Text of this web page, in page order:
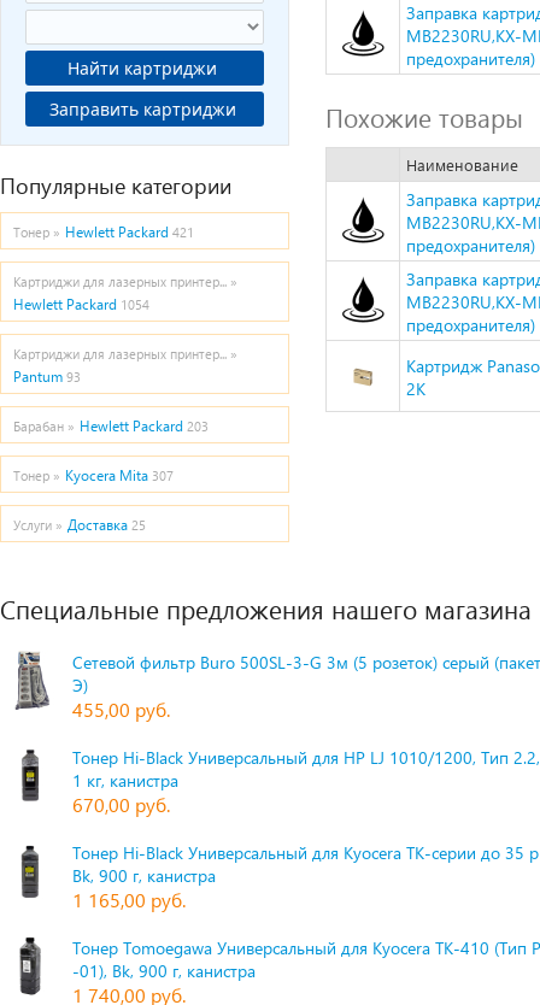
Найти картриджи
Заправить картриджи
Популярные категории
Тонер » Hewlett Packard 421
Картриджи для лазерных принтер... »
Hewlett Packard 1054
Картриджи для лазерных принтер... »
Pantum 93
Барабан » Hewlett Packard 203
Тонер » Kyocera Mita 307
Услуги » Доставка 25
Заправка
MB2230RU,KX-
предохранителя)
Похожие товары
Наименование
Заправка
MB2230RU,KX-
предохранителя)
Заправка
MB2230RU,KX-
предохранителя)
Картридж
2K
Специальные предложения нашего магазина
Сетевой фильтр Buro 500SL-3-G 3м (5 розеток) серый
Э)
455,00 руб.
Тонер Hi-Black Универсальный для HP LJ 1010/1200, Тип
1 кг, канистра
670,00 руб.
Тонер Hi-Black Универсальный для Kyocera TK-серии до 35
Bk, 900 г, канистра
1 165,00 руб.
Тонер Tomoegawa Универсальный для Kyocera TK-410 (Тип
-01), Bk, 900 г, канистра
1 740,00 руб.